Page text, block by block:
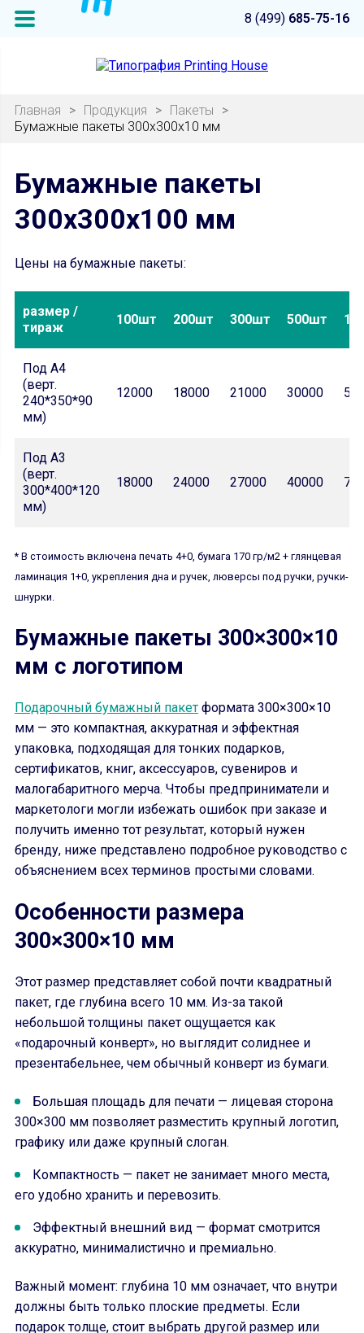
8 (499) 685-75-16
Главная > Продукция > Пакеты
>
Бумажные пакеты 300x300x10 мм
Бумажные пакеты
300x300x100 мм
Цены на бумажные пакеты:
размер /
тираж
100шт 200шт 300шт 500шт
Под А4
(верт.
240*350*90
мм)
12000 18000 21000 30000
Под А3
(верт.
300*400*120
мм)
18000 24000 27000 40000
* В стоимость включена печать 4+0, бумага 170 гр/м2 + глянцевая
ламинация 1+0, укрепления дна и ручек, люверсы под ручки, ручки-
шнурки.
Бумажные пакеты 300×300×10
мм с логотипом
Подарочный бумажный пакет формата 300×300×10
мм — это компактная, аккуратная и эффектная
упаковка, подходящая для тонких подарков,
сертификатов, книг, аксессуаров, сувениров и
малогабаритного мерча. Чтобы предприниматели и
маркетологи могли избежать ошибок при заказе и
получить именно тот результат, который нужен
бренду, ниже представлено подробное руководство с
объяснением всех терминов простыми словами.
Особенности размера
300×300×10 мм
Этот размер представляет собой почти квадратный
пакет, где глубина всего 10 мм. Из-за такой
небольшой толщины пакет ощущается как
«подарочный конверт», но выглядит солиднее и
презентабельнее, чем обычный конверт из бумаги.
Большая площадь для печати — лицевая сторона
300×300 мм позволяет разместить крупный логотип,
графику или даже крупный слоган.
Компактность — пакет не занимает много места,
его удобно хранить и перевозить.
Эффектный внешний вид — формат смотрится
аккуратно, минималистично и премиально.
Важный момент: глубина 10 мм означает, что внутри
должны быть только плоские предметы. Если
подарок толще, стоит выбрать другой размер или